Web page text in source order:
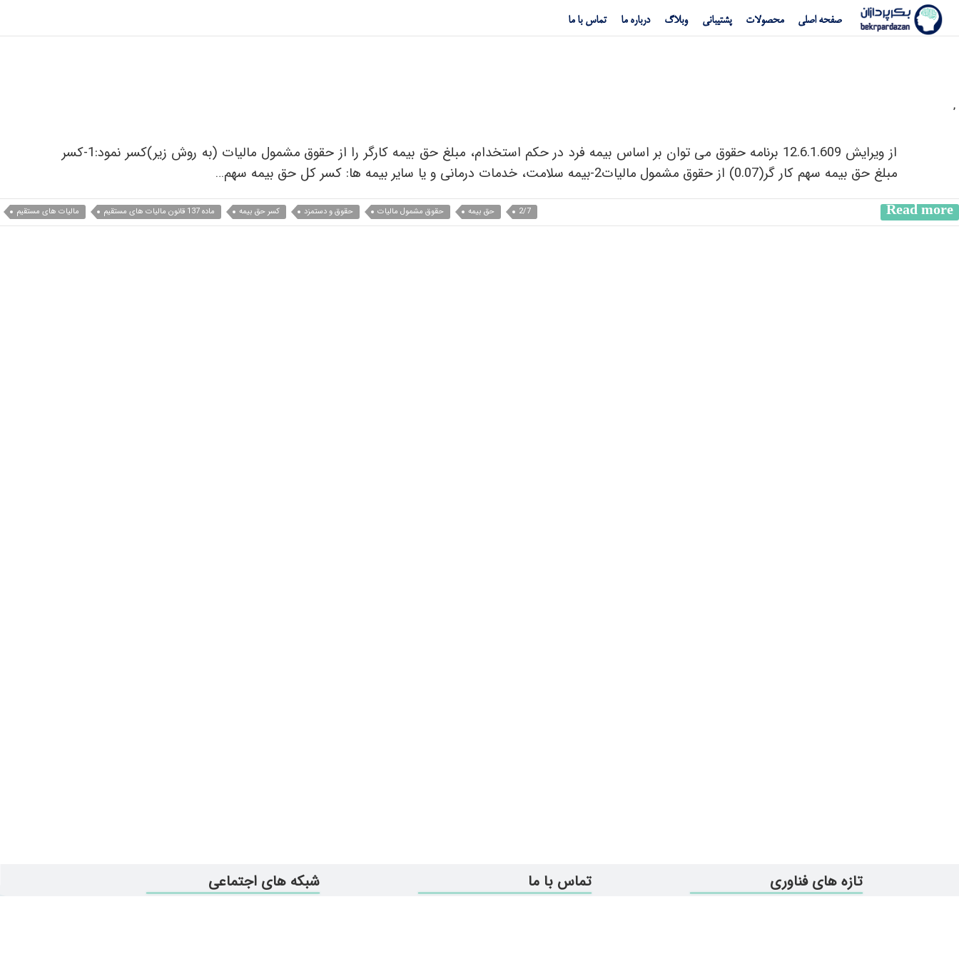
تماس با ما درباره ما وبلاگ پشتیبانی محصولات صفحه اصلی
,
از ویرایش 12.6.1.609 برنامه حقوق می توان بر اساس بیمه فرد در حکم استخدام، مبلغ حق بیمه کارگر را از حقوق مشمول مالیات (به روش زیر)کسر نمود:1-کسر
مبلغ حق بیمه سهم کار گر(0.07) از حقوق مشمول مالیات2-بیمه سلامت، خدمات درمانی و یا سایر بیمه ها: کسر کل حق بیمه سهم…
2/7 حق بیمه حقوق مشمول مالیات حقوق و دستمزد کسر حق بیمه ماده 137 قانون مالیات های مستقیم مالیات های مستقیم Read more
شبکه های اجتماعی تماس با ما تازه های فناوری